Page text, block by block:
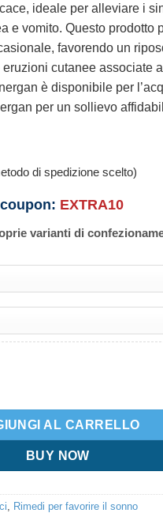
ideale per alleviare i
e vomito. Questo prodotto
favorendo un
cutanee associate
è disponibile per
per un sollievo
di spedizione scelto)
EXTRA10
varianti di
AL CARRELLO
BUY NOW
, Rimedi per favorire il sonno